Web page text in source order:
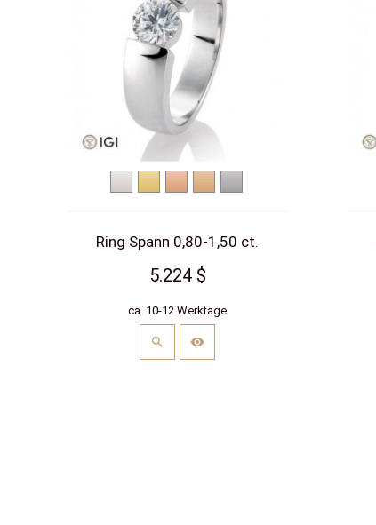
WeißgoldGelbgoldRotgold
Ring Spann 0,80-1,50 ct.
5.224 $
ca. 10-12 Werktage